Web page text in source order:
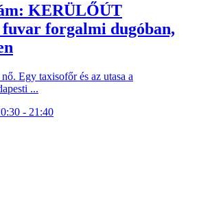
KERÜLŐÚT
fuvar forgalmi dugóban,
Egy taxisofőr és az utasa a
...
- 21:40